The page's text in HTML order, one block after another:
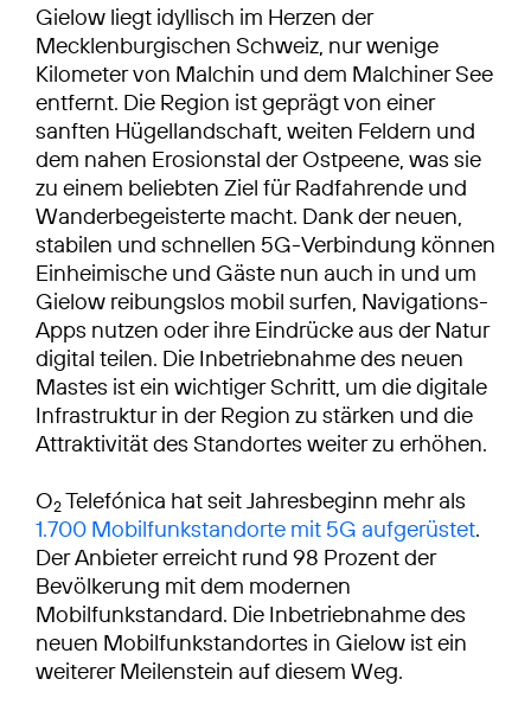
Gielow liegt idyllisch im Herzen der
Mecklenburgischen Schweiz, nur wenige
Kilometer von Malchin und dem Malchiner See
entfernt. Die Region ist geprägt von einer
sanften Hügellandschaft, weiten Feldern und
dem nahen Erosionstal der Ostpeene, was sie
zu einem beliebten Ziel für Radfahrende und
Wanderbegeisterte macht. Dank der neuen,
stabilen und schnellen 5G-Verbindung können
Einheimische und Gäste nun auch in und um
Gielow reibungslos mobil surfen, Navigations-
Apps nutzen oder ihre Eindrücke aus der Natur
digital teilen. Die Inbetriebnahme des neuen
Mastes ist ein wichtiger Schritt, um die digitale
Infrastruktur in der Region zu stärken und die
Attraktivität des Standortes weiter zu erhöhen.
O2Telefónica hat seit Jahresbeginn mehr als
1.700 Mobilfunkstandorte mit 5G aufgerüstet.
Der Anbieter erreicht rund 98 Prozent der
Bevölkerung mit dem modernen
Mobilfunkstandard. Die Inbetriebnahme des
neuen Mobilfunkstandortes in Gielow ist ein
weiterer Meilenstein auf diesem Weg.